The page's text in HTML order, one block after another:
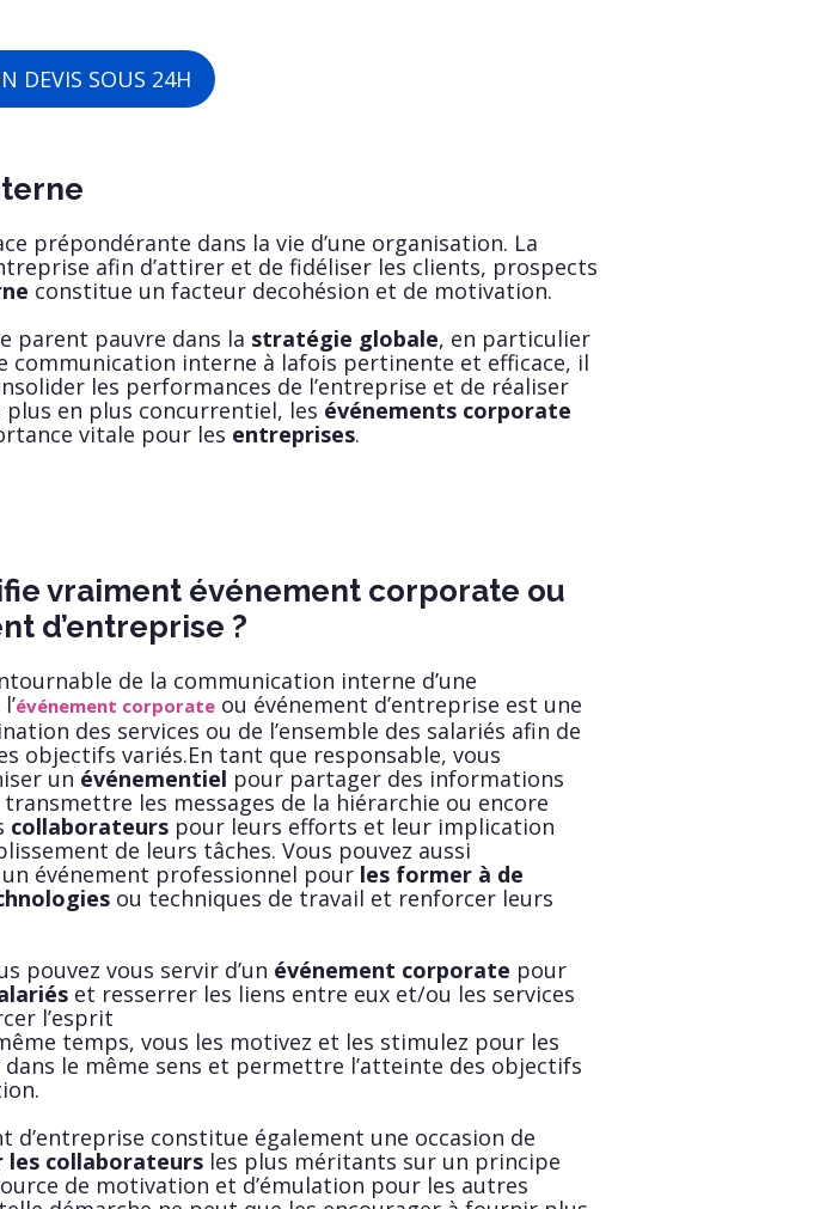
DEVIS SOUS 24H
prépondérante dans la vie d’une organisation. La
afin d’attirer et de fidéliser les clients, prospects
constitue un facteur decohésion et de motivation.
parent pauvre dans la stratégie globale, en particulier
communication interne à lafois pertinente et efficace, il
les performances de l’entreprise et de réaliser
en plus concurrentiel, les événements corporate
vitale pour les entreprises.
vraiment événement corporate ou
d’entreprise ?
de la communication interne d’une
événement corporateou événement d’entreprise est une
des services ou de l’ensemble des salariés afin de
objectifs variés.En tant que responsable, vous
un événementiel pour partager des informations
les messages de la hiérarchie ou encore
collaborateurspour leurs efforts et leur implication
de leurs tâches. Vous pouvez aussi
événement professionnel pour les former à de
ou techniques de travail et renforcer leurs
pouvez vous servir d’un événement corporate pour
et resserrer les liens entre eux et/ou les services
l’esprit
temps, vous les motivez et les stimulez pour les
le même sens et permettre l’atteinte des objectifs
d’entreprise constitue également une occasion de
les collaborateursles plus méritants sur un principe
de motivation et d’émulation pour les autres